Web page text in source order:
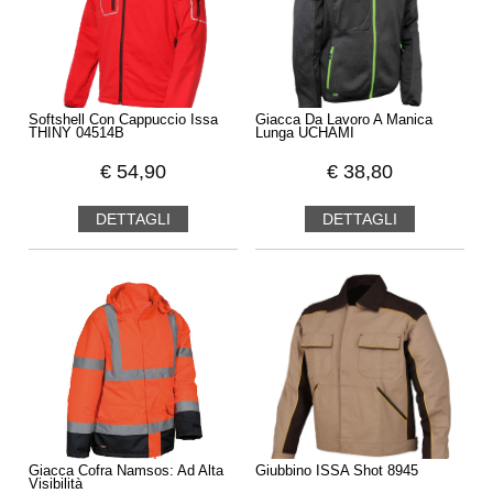
Softshell Con Cappuccio Issa
THINY 04514B
€ 54,90
DETTAGLI
Giacca Da Lavoro A Manica
Lunga UCHAMI
€ 38,80
DETTAGLI
Giacca Cofra Namsos: Ad Alta
Visibilità
Giubbino ISSA Shot 8945